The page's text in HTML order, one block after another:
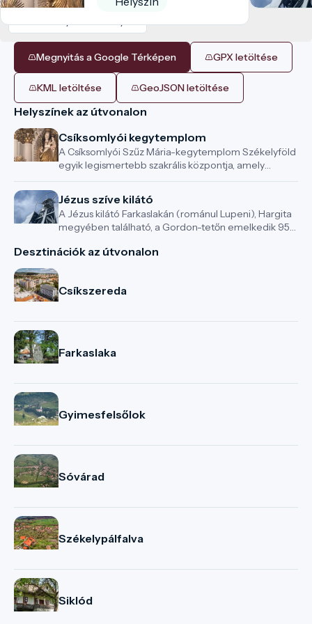
Útvonal nyomvonal Helyszín
Megnyitás a Google Térképen GPX letöltése
KML letöltése GeoJSON letöltése
Helyszínek az útvonalon
Csíksomlyói kegytemplom
A Csíksomlyói Szűz Mária-kegytemplom Székelyföld
egyik legismertebb szakrális központja, amely
évszázadok óta a vallásos élet, a közösségi
helyszíne. A templom a Hargita hegyeinek
ölelésében áll, különleges természeti és lelki
atmoszférában.
Jézus szíve kilátó
A Jézus kilátó Farkaslakán (románul Lupeni), Hargita
megyében található, a Gordon-tetőn emelkedik 953
monumentális, 22 méter magas rozsdamentes
egyik legnagyobb Krisztus-szobra is, amelybe be is
Desztinációk az útvonalon
Csíkszereda
Farkaslaka
Gyimesfelsőlok
Sóvárad
Székelypálfalva
Siklód